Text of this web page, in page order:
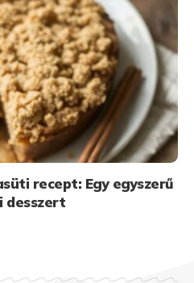
recept: Egy egyszerű
desszert